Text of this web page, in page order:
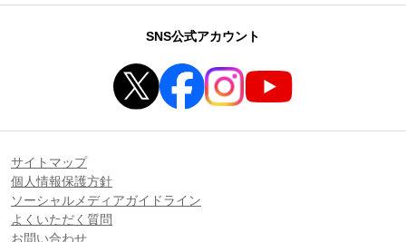
SNS公式アカウント
サイトマップ
個人情報保護方針
ソーシャルメディアガイドライン
よくいただく質問
お問い合わせ